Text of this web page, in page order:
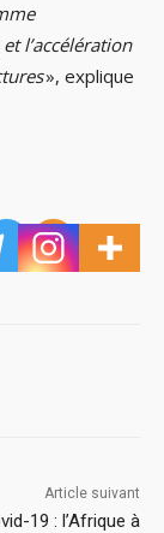
l’accélération
», explique
Article suivant
19 : l’Afrique à